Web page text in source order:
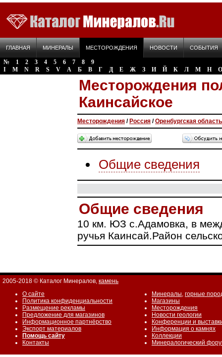
ГЛАВНАЯ МИНЕРАЛЫ МЕСТОРОЖДЕНИЯ НОВОСТИ СОБЫТИЯ
№ 1 2 3 4 5 6 7 8
9
I
M N R S V А Б В Г Д Е Ж З И Й К Л М Н О
Месторождения
Каинсайское
Месторождения / Россия /Оренбургская область
Общие сведения
Общие сведения
10 км. ЮЗ с.Адамовка, в
ручья Каинсай.Район
2005-2018 © Каталог Минералов, камень
О сайте
Политика конфиденциальности
Размещение рекламы
Предложение для магазинов
Информационное партнёрство
Экспорт материалов
Помощь сайту
Контакты
Минералы, горные
Магазины
Месторождения
Новости геологии
Конференции и
Информация о камнях
Коллекции
Минералогический